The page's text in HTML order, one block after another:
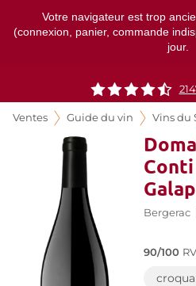
Votre navigateur est trop
(connexion, panier, commande
jour.
Ventes Guide du vin Vins du
Bergerac
90/100